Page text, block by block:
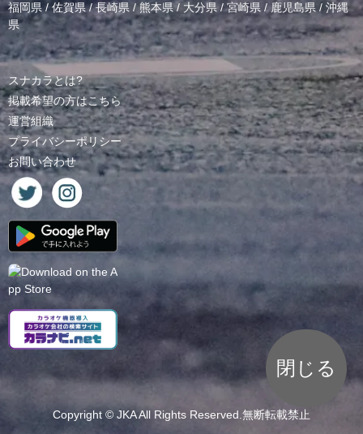
福岡県/佐賀県/長崎県 /熊本県/ 大分県/宮崎県 /鹿児島県 / 沖縄
県
スナカラとは?
掲載希望の方はこちら
運営組織
プライバシーポリシー
お問い合わせ
Copyright © JKAAll Rights Reserved.無断転載禁止
閉じる